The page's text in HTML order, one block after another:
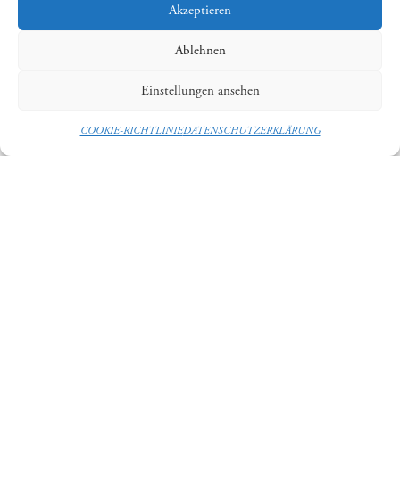
Akzeptieren
Ablehnen
Einstellungen ansehen
COOKIE-RICHTLINIEDATENSCHUTZERKLÄRUNG